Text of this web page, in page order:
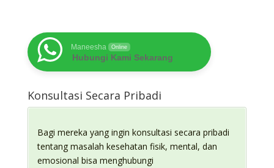
Maneesha Online
Hubungi Kami Sekarang
Konsultasi Secara Pribadi
Bagi mereka yang ingin konsultasi secara pribadi
tentang masalah kesehatan fisik, mental, dan
emosional bisa menghubungi